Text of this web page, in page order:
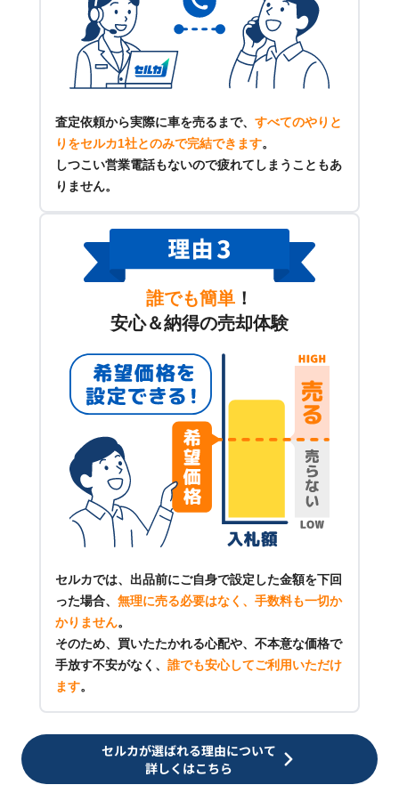
査定依頼から実際に車を売るまで、 すべてのやりと
りをセルカ1社とのみで完結できます。
しつこい営業電話もないので疲れてしまうこともあ
りません。
誰でも簡単 ！
安心＆納得の売却体験
セルカでは、出品前にご自身で設定した金額を下回
った場合、 無理に売る必要はなく、手数料も一切か
かりません。
そのため、買いたたかれる心配や、不本意な価格で
手放す不安がなく、 誰でも安心してご利用いただけ
ます。
セルカが選ばれる理由について
詳しくはこちら